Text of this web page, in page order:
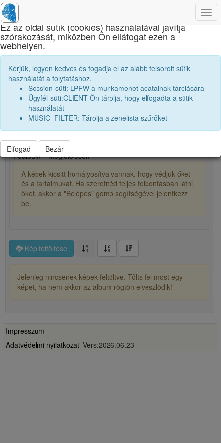
Brassai Sámuel Líceum
folder_shared
0
Főalbum
15
Megjelölések
A képek kicsitt homályosítva vannak, hogy védjük őket
és a tartalmukat. Ha szeretnéd teljes felbontásban látni
őket, akkor a "Belépés" gomb segítségével jelentkezz
be.
Kép feltöltése
Jelenleg nincsenek képek feltöltve. Tőlts fel most egy
képet, ha nem akkor az album rögtön elveszlödik!
Impresszum
Adatvédelmi nyilatkozat Vers:2026.06.23
×
Ez az oldal sütik (cookies) használatával javítja
szórakozását, miközben Ön ellátogat ezen a
webhelyen.
Kérjük, legyen kedves és fogadja el az alább felsorolt sütik
használatát a folytatáshoz.
Session-süti: LPFW a munkamenet adatainak tárolására
Ügyfél-süti:CLIENT Ön tárolja, hogy elfogadta a sütik
használatát
MUSIC_FILTER: Tárolja a zenelista szűrőket
Elfogad Bezár